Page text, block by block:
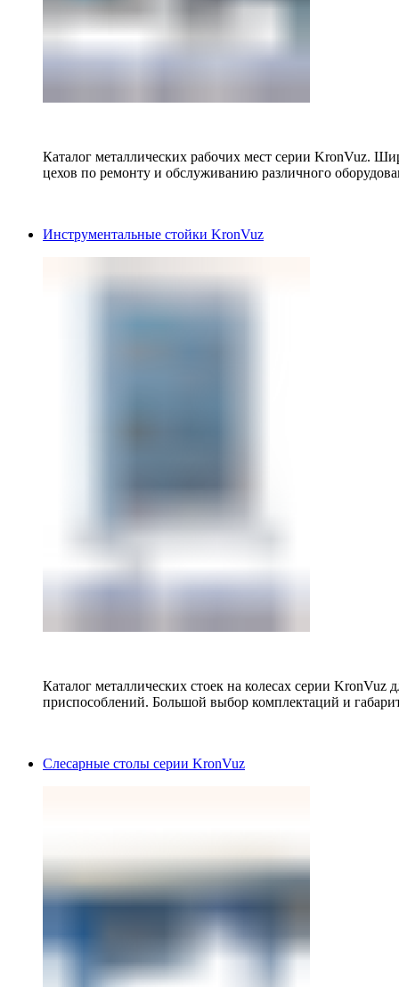
Каталог металлических рабочих мест серии KronVuz.
цехов по ремонту и обслуживанию различного
Инструментальные стойки KronVuz
Каталог металлических стоек на колесах серии KronVuz
приспособлений. Большой выбор комплектаций и
Слесарные столы серии KronVuz